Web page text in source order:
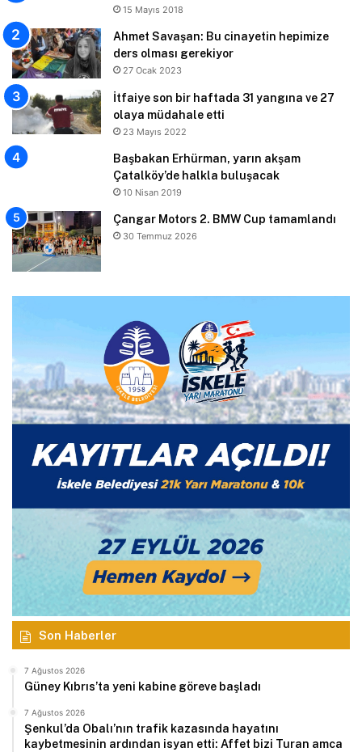
15 Mayıs 2018
Ahmet Savaşan: Bu cinayetin hepimize
ders olması gerekiyor
27 Ocak 2023
İtfaiye son bir haftada 31 yangına ve 27
olaya müdahale etti
23 Mayıs 2022
Başbakan Erhürman, yarın akşam
Çatalköy’de halkla buluşacak
10 Nisan 2019
Çangar Motors 2. BMW Cup tamamlandı
30 Temmuz 2026
Son Haberler
7 Ağustos 2026
Güney Kıbrıs’ta yeni kabine göreve başladı
7 Ağustos 2026
Şenkul’da Obalı’nın trafik kazasında hayatını
kaybetmesinin ardından isyan etti: Affet bizi Turan amca